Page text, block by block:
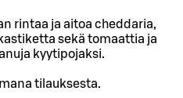
rintaa ja aitoa cheddaria,
sekä tomaattia ja
kyytipojaksi.
tilauksesta.